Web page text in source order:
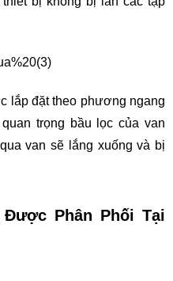
lắp đặt theo phương ngang
trọng bầu lọc của van
van sẽ lắng xuống và bị
Phân Phối Tại